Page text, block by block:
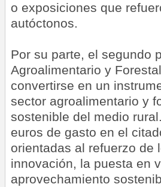
o exposiciones que
autóctonos.
Por su parte, el segundo
Agroalimentario y
convertirse en un
sector agroalimentario y
sostenible del medio
euros de gasto en el
orientadas al refuerzo de
innovación, la puesta en
aprovechamiento